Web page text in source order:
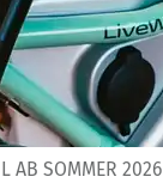
AB SOMMER 2026